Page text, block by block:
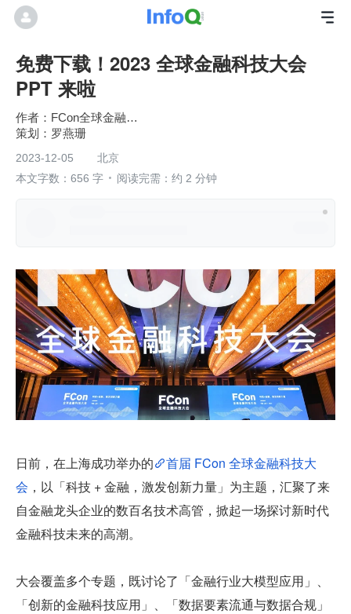
免费下载！2023 全球金融科技大会
PPT 来啦
FCon全球金融科技大会
罗燕珊
2023-12-05
北京
本文字数：656 字
阅读完需：约 2 分钟
日前，在上海成功举办的
首届 FCon 全球金融科技大
会 ，以「科技 + 金融，激发创新力量」为主题，汇聚了来
自金融龙头企业的数百名技术高管，掀起一场探讨新时代
金融科技未来的高潮。
大会覆盖多个专题，既讨论了「金融行业大模型应用」、
「创新的金融科技应用」、「数据要素流通与数据合规」